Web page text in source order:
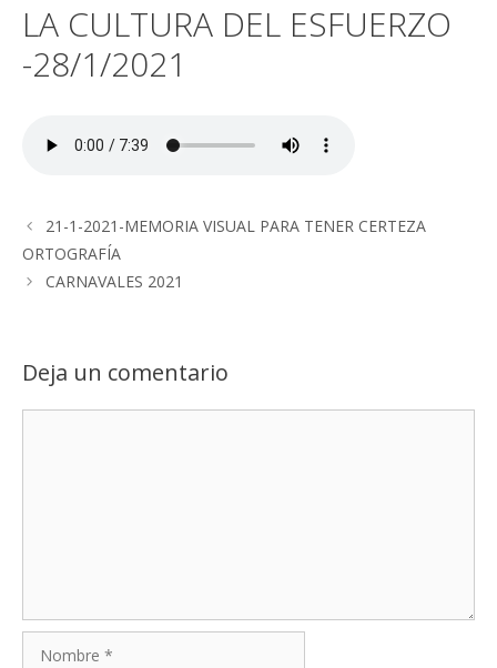
LA CULTURA DEL ESFUERZO
-28/1/2021
21-1-2021-MEMORIA VISUAL PARA TENER CERTEZA
ORTOGRAFÍA
CARNAVALES 2021
Deja un comentario